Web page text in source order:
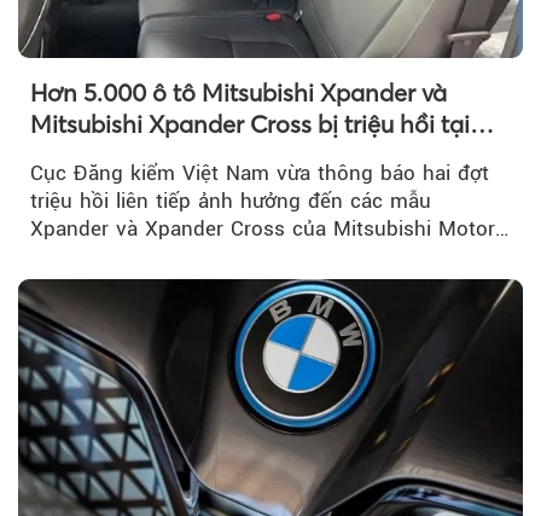
Hơn 5.000 ô tô Mitsubishi Xpander và
Mitsubishi Xpander Cross bị triệu hồi tại
Cục Đăng kiểm Việt Nam vừa thông báo hai đợt
triệu hồi liên tiếp ảnh hưởng đến các mẫu
Xpander và Xpander Cross của Mitsubishi Motor